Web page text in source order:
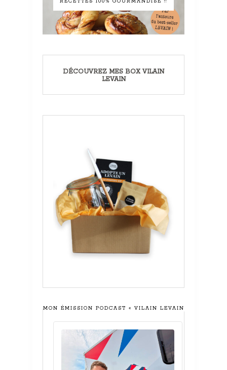
RECETTES 100% GOURMANDISE !!
DÉCOUVREZ MES BOX VILAIN
LEVAIN
MON ÉMISSION PODCAST « VILAIN LEVAIN »